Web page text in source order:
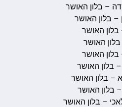
– בלון האושר
– בלון האושר
בלון האושר
האושר
בלון האושר
בלון האושר
– בלון האושר
בלון האושר
– בלון האושר